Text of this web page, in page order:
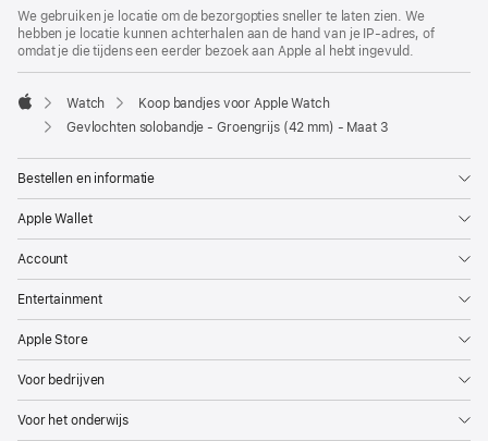
We gebruiken je locatie om de bezorgopties sneller te laten zien. We
hebben je locatie kunnen achterhalen aan de hand van je IP-adres, of
omdat je die tijdens een eerder bezoek aan Apple al hebt ingevuld.
Apple
Watch
Koop bandjes voor Apple Watch
Gevlochten solobandje - Groengrijs (42 mm) - Maat 3
Bestellen en informatie
Apple Wallet
Account
Entertainment
Apple Store
Voor bedrijven
Voor het onderwijs